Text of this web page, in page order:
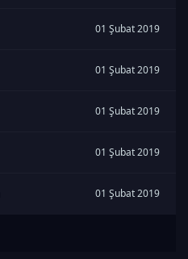
01 Şubat 2019
01 Şubat 2019
01 Şubat 2019
01 Şubat 2019
01 Şubat 2019